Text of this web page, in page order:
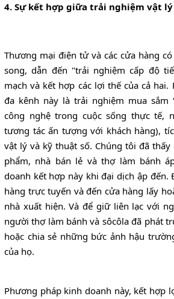
4. Sự kết hợp giữa trải nghiệm vật
Thương mại điện tử và các cửa hàng
song, dẫn đến "trải nghiệm cấp độ
mạch và kết hợp các lợi thế của cả hai.
đa kênh này là trải nghiệm mua sắm
công nghệ trong cuộc sống thực tế,
tương tác ấn tượng với khách hàng),
vật lý và kỹ thuật số. Chúng tôi đã thấy
phẩm, nhà bán lẻ và thợ làm bánh
doanh kết hợp này khi đại dịch ập đến.
hàng trực tuyến và đến cửa hàng lấy
nhà xuất hiện. Và để giữ liên lạc với
người thợ làm bánh và sôcôla đã phát
hoặc chia sẻ những bức ảnh hậu
của họ.
Phương pháp kinh doanh này, kết hợp